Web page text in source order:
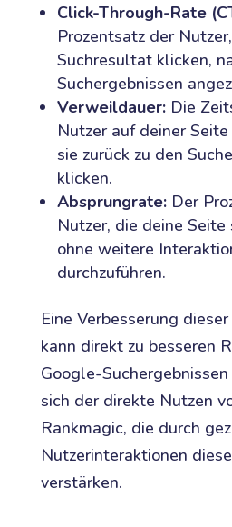
Click-Through-Rate
Prozentsatz der
Suchresultat klicken,
Suchergebnissen
Verweildauer:Die
Nutzer auf deiner
sie zurück zu den
klicken.
Absprungrate:Der
Nutzer, die deine
ohne weitere
durchzuführen.
Eine Verbesserung
kann direkt zu besseren
Google-
sich der direkte Nutzen
Rankmagic, die durch
Nutzerinteraktionen
verstärken.